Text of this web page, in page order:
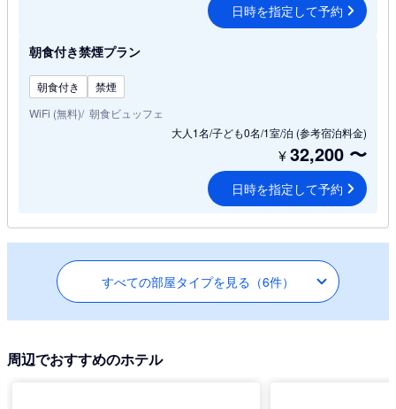
日時を指定して予約
朝食付き禁煙プラン
朝食付き
禁煙
WiFi (無料) 朝食ビュッフェ
大人1名/子ども0名/1室/泊 (参考宿泊料金)
¥32,200 〜
日時を指定して予約
すべての部屋タイプを見る（6件）
周辺でおすすめのホテル